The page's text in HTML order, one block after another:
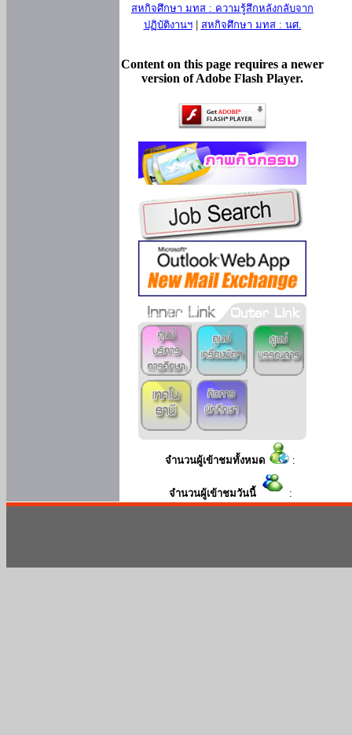
สหกิจศึกษา มทส : ความรู้สึกหลังกลับจาก
ปฏิบัติงานฯ| สหกิจศึกษา มทส : นศ.
Content on this page requires a newer
version of Adobe Flash Player.
จำนวนผู้เข้าชมทั้งหมด :
จำนวนผู้เข้าชมวันนี้ :